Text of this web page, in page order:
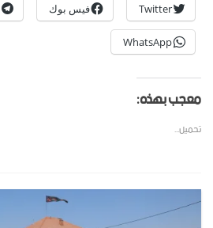
Twitter فيس بوك
WhatsApp
معجب بهذه:
تحميل...